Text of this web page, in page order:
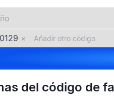
×
del código de